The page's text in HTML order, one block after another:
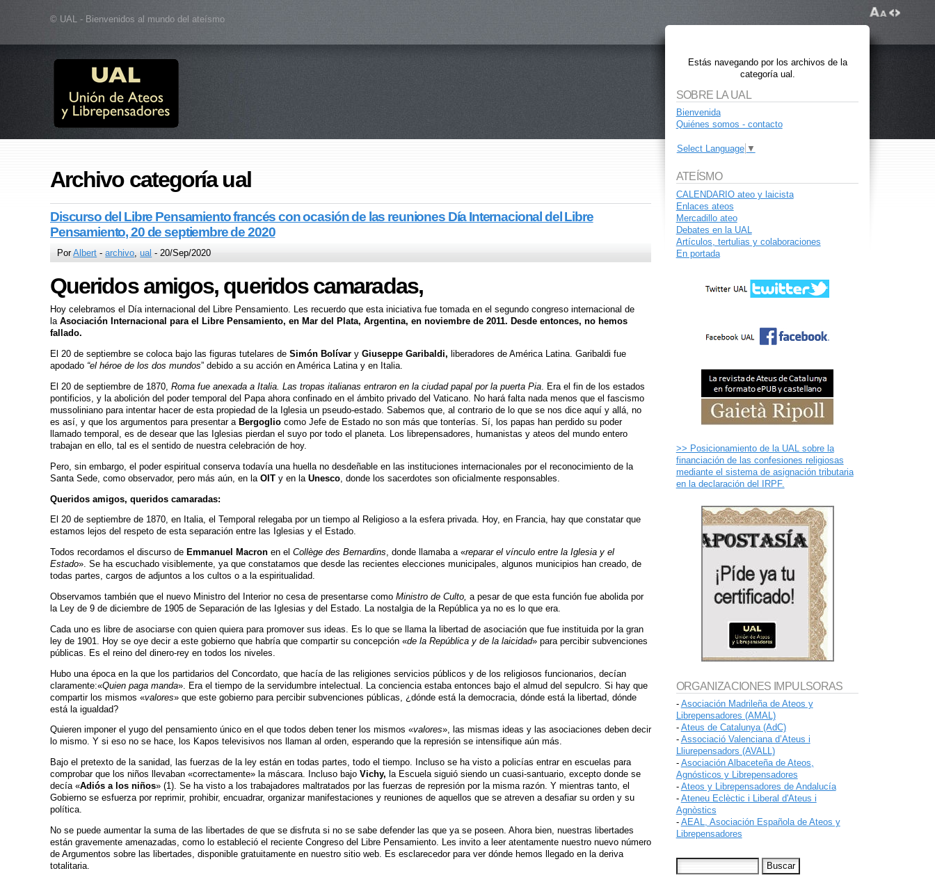
© UAL - Bienvenidos al mundo del ateísmo
Archivo categoría ual
Discurso del Libre Pensamiento francés con ocasión de las reuniones Día Internacional del Libre
Pensamiento, 20 de septiembre de 2020
PorAlbert -archivo ,ual - 20/Sep/2020
Queridos amigos, queridos camaradas,
Hoy celebramos el Día internacional del Libre Pensamiento. Les recuerdo que esta iniciativa fue tomada en el segundo congreso internacional de
la Asociación Internacional para el Libre Pensamiento, en Mar del Plata, Argentina, en noviembre de 2011. Desde entonces, no hemos
fallado.
El 20 de septiembre se coloca bajo las figuras tutelares de Simón Bolívar y Giuseppe Garibaldi, liberadores de América Latina. Garibaldi fue
apodado “el héroe de los dos mundos” debido a su acción en América Latina y en Italia.
El 20 de septiembre de 1870, Roma fue anexada a Italia. Las tropas italianas entraron en la ciudad papal por la puerta Pia . Era el fin de los estados
pontificios, y la abolición del poder temporal del Papa ahora confinado en el ámbito privado del Vaticano. No hará falta nada menos que el fascismo
mussoliniano para intentar hacer de esta propiedad de la Iglesia un pseudo-estado. Sabemos que, al contrario de lo que se nos dice aquí y allá, no
es así, y que los argumentos para presentar a Bergoglio como Jefe de Estado no son más que tonterías. Sí, los papas han perdido su poder
llamado temporal, es de desear que las Iglesias pierdan el suyo por todo el planeta. Los librepensadores, humanistas y ateos del mundo entero
trabajan en ello, tal es el sentido de nuestra celebración de hoy.
Pero, sin embargo, el poder espiritual conserva todavía una huella no desdeñable en las instituciones internacionales por el reconocimiento de la
Santa Sede, como observador, pero más aún, en la OIT y en la Unesco , donde los sacerdotes son oficialmente responsables.
Queridos amigos, queridos camaradas:
El 20 de septiembre de 1870, en Italia, el Temporal relegaba por un tiempo al Religioso a la esfera privada. Hoy, en Francia, hay que constatar que
estamos lejos del respeto de esta separación entre las Iglesias y el Estado.
Todos recordamos el discurso de Emmanuel Macron en el Collège des Bernardins, donde llamaba a «reparar el vínculo entre la Iglesia y el
Estado». Se ha escuchado visiblemente, ya que constatamos que desde las recientes elecciones municipales, algunos municipios han creado, de
todas partes, cargos de adjuntos a los cultos o a la espiritualidad.
Observamos también que el nuevo Ministro del Interior no cesa de presentarse como Ministro de Culto, a pesar de que esta función fue abolida por
la Ley de 9 de diciembre de 1905 de Separación de las Iglesias y del Estado. La nostalgia de la República ya no es lo que era.
Cada uno es libre de asociarse con quien quiera para promover sus ideas. Es lo que se llama la libertad de asociación que fue instituida por la gran
ley de 1901. Hoy se oye decir a este gobierno que habría que compartir su concepción «de la República y de la laicidad» para percibir subvenciones
públicas. Es el reino del dinero-rey en todos los niveles.
Hubo una época en la que los partidarios del Concordato, que hacía de las religiones servicios públicos y de los religiosos funcionarios, decían
claramente:«Quien paga manda». Era el tiempo de la servidumbre intelectual. La conciencia estaba entonces bajo el almud del sepulcro. Si hay que
compartir los mismos «valores» que este gobierno para percibir subvenciones públicas, ¿dónde está la democracia, dónde está la libertad, dónde
está la igualdad?
Quieren imponer el yugo del pensamiento único en el que todos deben tener los mismos «valores», las mismas ideas y las asociaciones deben decir
lo mismo. Y si eso no se hace, los Kapos televisivos nos llaman al orden, esperando que la represión se intensifique aún más.
Bajo el pretexto de la sanidad, las fuerzas de la ley están en todas partes, todo el tiempo. Incluso se ha visto a policías entrar en escuelas para
comprobar que los niños llevaban «correctamente» la máscara. Incluso bajo Vichy, la Escuela siguió siendo un cuasi-santuario, excepto donde se
decía «Adiós a los niños» (1). Se ha visto a los trabajadores maltratados por las fuerzas de represión por la misma razón. Y mientras tanto, el
Gobierno se esfuerza por reprimir, prohibir, encuadrar, organizar manifestaciones y reuniones de aquellos que se atreven a desafiar su orden y su
política.
No se puede aumentar la suma de las libertades de que se disfruta si no se sabe defender las que ya se poseen. Ahora bien, nuestras libertades
están gravemente amenazadas, como lo estableció el reciente Congreso del Libre Pensamiento. Les invito a leer atentamente nuestro nuevo número
de Argumentos sobre las libertades, disponible gratuitamente en nuestro sitio web. Es esclarecedor para ver dónde hemos llegado en la deriva
totalitaria.
Estás navegando por los archivos de la
categoría ual.
SOBRE LA UAL
Bienvenida
Quiénes somos - contacto
Select Language ▼
ATEÍSMO
CALENDARIO ateo y laicista
Enlaces ateos
Mercadillo ateo
Debates en la UAL
Artículos, tertulias y colaboraciones
En portada
>> Posicionamiento de la UAL sobre la
financiación de las confesiones religiosas
mediante el sistema de asignación tributaria
en la declaración del IRPF.
ORGANIZACIONES IMPULSORAS
- Asociación Madrileña de Ateos y
Librepensadores (AMAL)
- Ateus de Catalunya (AdC)
- Associació Valenciana d’Ateus i
Lliurepensadors (AVALL)
- Asociación Albaceteña de Ateos,
Agnósticos y Librepensadores
- Ateos y Librepensadores de Andalucía
- Ateneu Eclèctic i Liberal d'Ateus i
Agnòstics
- AEAL, Asociación Española de Ateos y
Librepensadores